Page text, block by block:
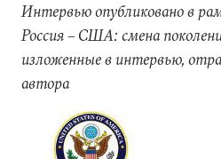
Интервью опубликовано в
Россия – США: смена
изложенные в интервью,
автора